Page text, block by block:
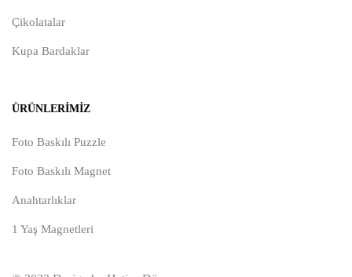
Çikolatalar
Kupa Bardaklar
ÜRÜNLERIMIZ
Foto Baskılı Puzzle
Foto Baskılı Magnet
Anahtarlıklar
1 Yaş Magnetleri